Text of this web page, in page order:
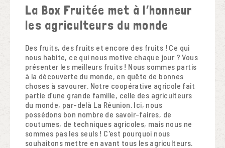
La Box Fruitée met à l’honneur
les agriculteurs du monde
Des fruits, des fruits et encore des fruits ! Ce qui
nous habite, ce qui nous motive chaque jour ? Vous
présenter les meilleurs fruits ! Nous sommes partis
à la découverte du monde, en quête de bonnes
choses à savourer. Notre coopérative agricole fait
partie d’une grande famille, celle des agriculteurs
du monde, par-delà La Réunion. Ici, nous
possédons bon nombre de savoir-faires, de
coutumes, de techniques agricoles, mais nous ne
sommes pas les seuls ! C'est pourquoi nous
souhaitons mettre en avant tous les agriculteurs.